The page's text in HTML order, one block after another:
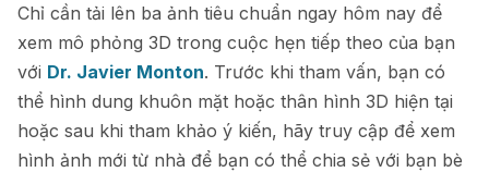
Chỉ cần tải lên ba ảnh tiêu chuẩn ngay hôm nay để
xem mô phỏng 3D trong cuộc hẹn tiếp theo của bạn
với Dr. Javier Monton. Trước khi tham vấn, bạn có
thể hình dung khuôn mặt hoặc thân hình 3D hiện tại
hoặc sau khi tham khảo ý kiến, hãy truy cập để xem
hình ảnh mới từ nhà để bạn có thể chia sẻ với bạn bè